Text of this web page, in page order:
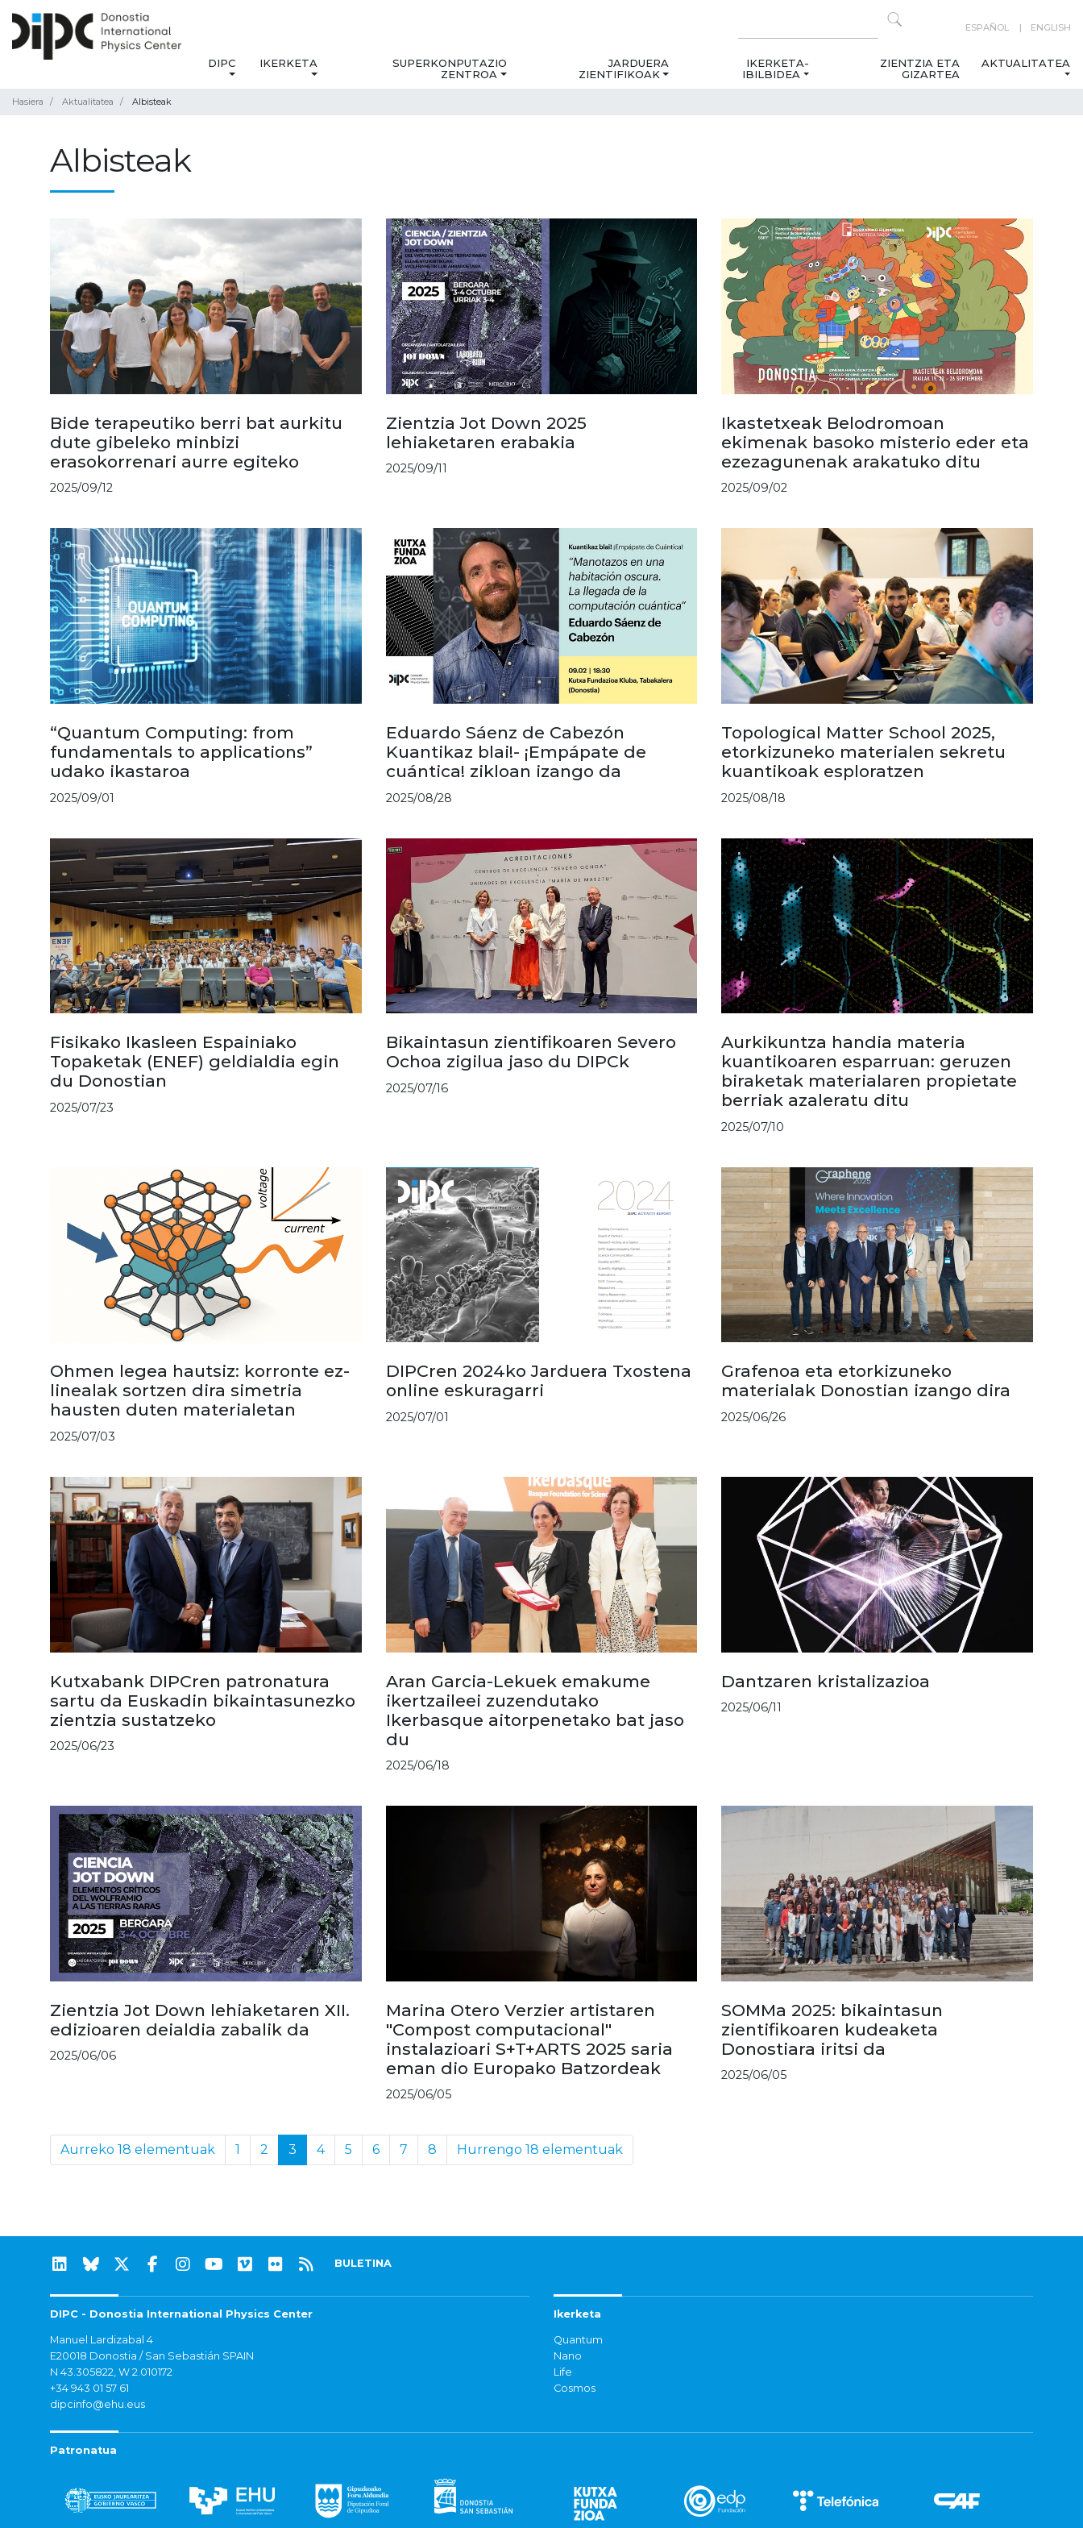
ESPAÑOL ENGLISH
DIPC IKERKETA
SUPERKONPUTAZIO
ZENTROA
JARDUERA
ZIENTIFIKOAK
IKERKETA-
IBILBIDEA
ZIENTZIA ETA
GIZARTEA
AKTUALITATEA
Hasiera Aktualitatea Albisteak
Albisteak
Bide terapeutiko berri bat aurkitu
dute gibeleko minbizi
erasokorrenari aurre egiteko
2025/09/12
Zientzia Jot Down 2025
lehiaketaren erabakia
2025/09/11
Ikastetxeak Belodromoan
ekimenak basoko misterio eder eta
ezezagunenak arakatuko ditu
2025/09/02
“Quantum Computing: from
fundamentals to applications”
udako ikastaroa
2025/09/01
Eduardo Sáenz de Cabezón
Kuantikaz blai!- ¡Empápate de
cuántica! zikloan izango da
2025/08/28
Topological Matter School 2025,
etorkizuneko materialen sekretu
kuantikoak esploratzen
2025/08/18
Fisikako Ikasleen Espainiako
Topaketak (ENEF) geldialdia egin
du Donostian
2025/07/23
Bikaintasun zientifikoaren Severo
Ochoa zigilua jaso du DIPCk
2025/07/16
Aurkikuntza handia materia
kuantikoaren esparruan: geruzen
biraketak materialaren propietate
berriak azaleratu ditu
2025/07/10
Ohmen legea hautsiz: korronte ez-
linealak sortzen dira simetria
hausten duten materialetan
2025/07/03
DIPCren 2024ko Jarduera Txostena
online eskuragarri
2025/07/01
Grafenoa eta etorkizuneko
materialak Donostian izango dira
2025/06/26
Kutxabank DIPCren patronatura
sartu da Euskadin bikaintasunezko
zientzia sustatzeko
2025/06/23
Aran Garcia-Lekuek emakume
ikertzaileei zuzendutako
Ikerbasque aitorpenetako bat jaso
du
2025/06/18
Dantzaren kristalizazioa
2025/06/11
Zientzia Jot Down lehiaketaren XII.
edizioaren deialdia zabalik da
2025/06/06
Marina Otero Verzier artistaren
"Compost computacional"
instalazioari S+T+ARTS 2025 saria
eman dio Europako Batzordeak
2025/06/05
SOMMa 2025: bikaintasun
zientifikoaren kudeaketa
Donostiara iritsi da
2025/06/05
Aurreko 18 elementuak 1 2 3 4 5 6 7 8 Hurrengo 18 elementuak
BULETINA
DIPC - Donostia International Physics Center
Manuel Lardizabal 4
E20018 Donostia / San Sebastián SPAIN
N 43.305822, W 2.010172
+34 943 01 57 61
dipcinfo@ehu.eus
Ikerketa
Quantum
Nano
Life
Cosmos
Patronatua